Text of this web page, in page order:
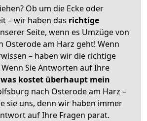
Ob um die Ecke oder
– wir haben das richtige
Seite, wenn es Umzüge von
Osterode am Harz geht! Wenn
– haben wir die richtige
Sie Antworten auf Ihre
was kostet überhaupt mein
nach Osterode am Harz –
sie uns, denn wir haben immer
auf Ihre Fragen parat.